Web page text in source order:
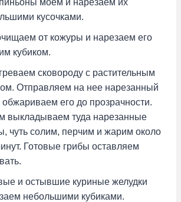
моем и нарезаем их
кусочками.
от кожуры и нарезаем его
кубиком.
сковороду с растительным
Отправляем на нее нарезанный
обжариваем его до прозрачности.
выкладываем туда нарезанные
чуть солим, перчим и жарим около
Готовые грибы оставляем
и остывшие куриные желудки
небольшими кубиками.